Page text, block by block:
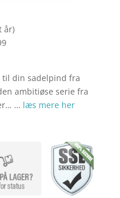
år)
til din sadelpind fra
ambitiøse serie fra
… læs mere her